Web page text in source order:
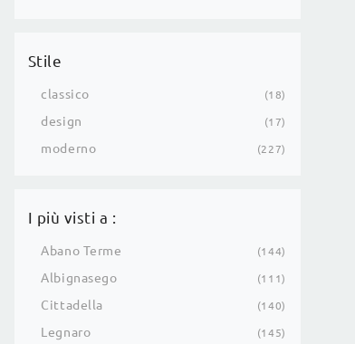
Stile
classico 18
design 17
moderno 227
I più visti a :
Abano Terme 144
Albignasego 111
Cittadella 140
Legnaro 145